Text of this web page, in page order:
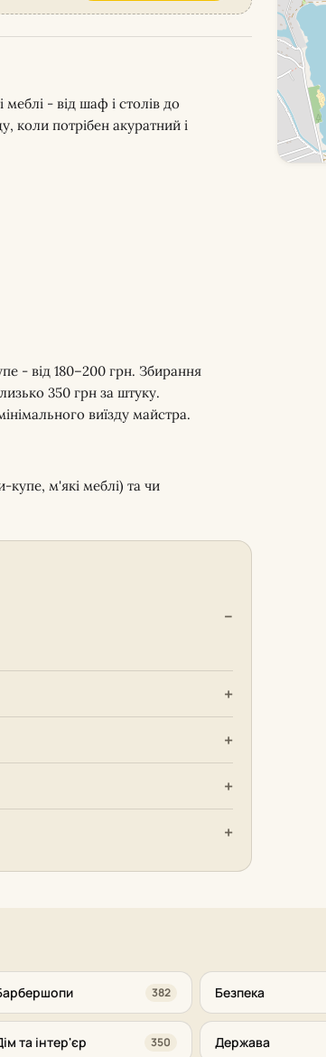
- від шаф і столів до
коли потрібен акуратний і
- від 180–200 грн. Збирання
350 грн за штуку.
виїзду майстра.
купе, м'які меблі) та чи
382 Безпека
та інтер'єр 350 Держава